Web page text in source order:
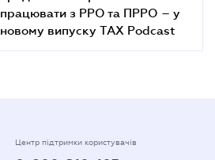
працювати з РРО та ПРРО – у
новому випуску TAX Podcast
Центр підтримки користувачів